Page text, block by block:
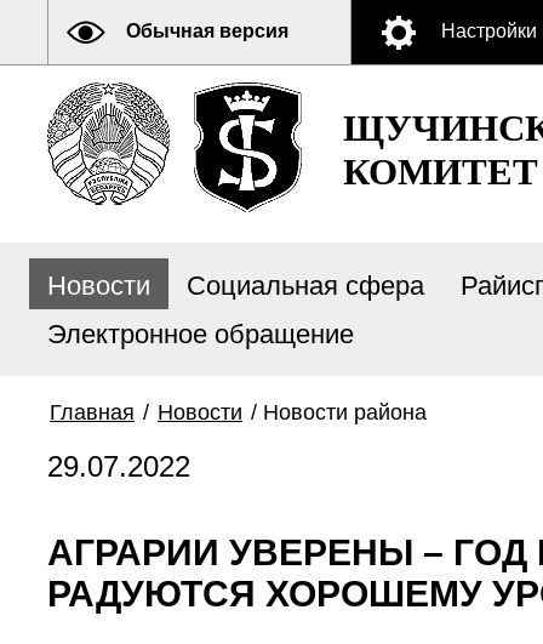
Обычная версия Настройки
КОМИТЕТ
Новости Социальная сфера
Электронное обращение
Главная / Новости / Новости района
29.07.2022
АГРАРИИ УВЕРЕНЫ –
РАДУЮТСЯ ХОРОШЕМУ